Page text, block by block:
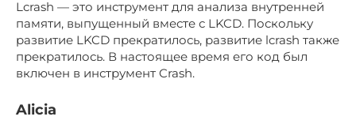
Lcrash — это инструмент для анализа внутренней
памяти, выпущенный вместе с LKCD. Поскольку
развитие LKCD прекратилось, развитие lcrash также
прекратилось. В настоящее время его код был
включен в инструмент Crash.
Alicia